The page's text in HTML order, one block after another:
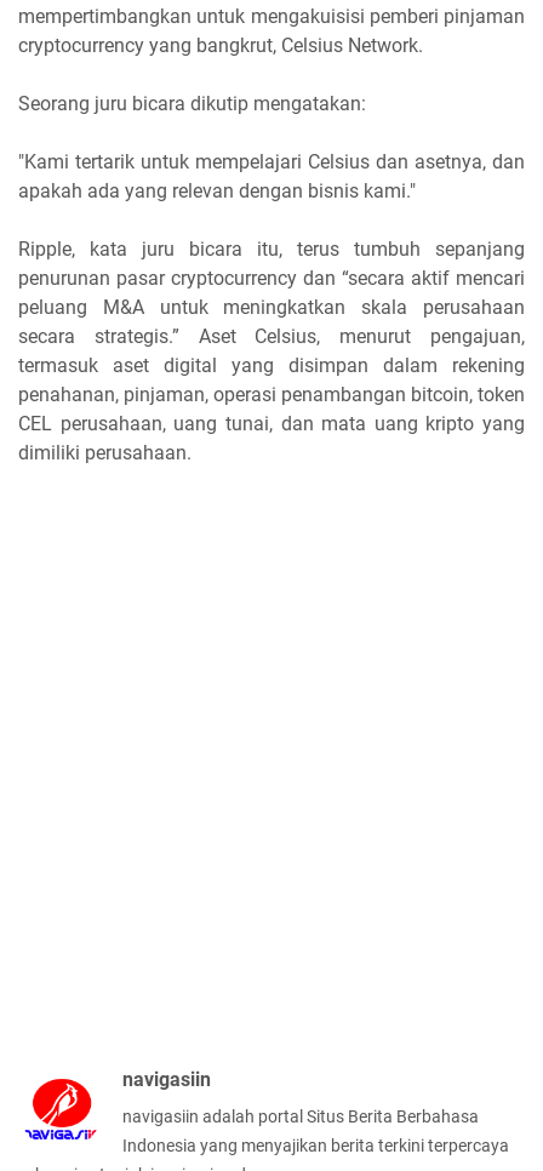
mempertimbangkan untuk mengakuisisi pemberi pinjaman
cryptocurrency yang bangkrut, Celsius Network.
Seorang juru bicara dikutip mengatakan:
"Kami tertarik untuk mempelajari Celsius dan asetnya, dan
apakah ada yang relevan dengan bisnis kami."
Ripple, kata juru bicara itu, terus tumbuh sepanjang
penurunan pasar cryptocurrency dan “secara aktif mencari
peluang M&A untuk meningkatkan skala perusahaan
secara strategis.” Aset Celsius, menurut pengajuan,
termasuk aset digital yang disimpan dalam rekening
penahanan, pinjaman, operasi penambangan bitcoin, token
CEL perusahaan, uang tunai, dan mata uang kripto yang
dimiliki perusahaan.
navigasiin
navigasiin adalah portal Situs Berita Berbahasa
Indonesia yang menyajikan berita terkini terpercaya